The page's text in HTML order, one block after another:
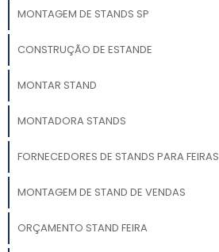
MONTAGEM DE STANDS SP
CONSTRUÇÃO DE ESTANDE
MONTAR STAND
MONTADORA STANDS
FORNECEDORES DE STANDS PARA FEIRAS
MONTAGEM DE STAND DE VENDAS
ORÇAMENTO STAND FEIRA